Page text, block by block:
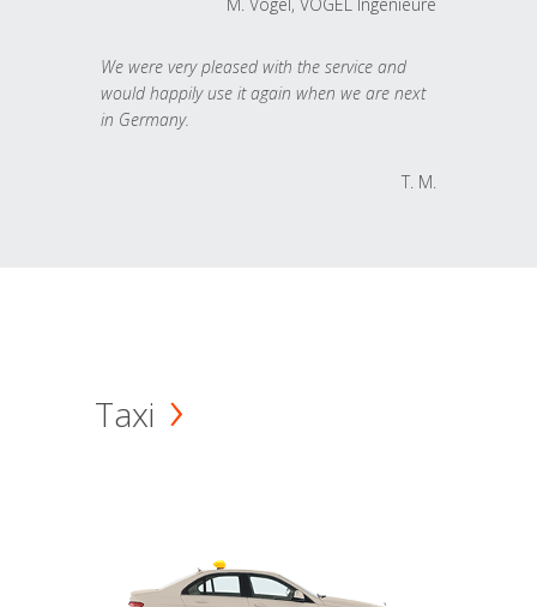
We were very pleased with the service and
would happily use it again when we are next
in Germany.
T. M.
Taxi